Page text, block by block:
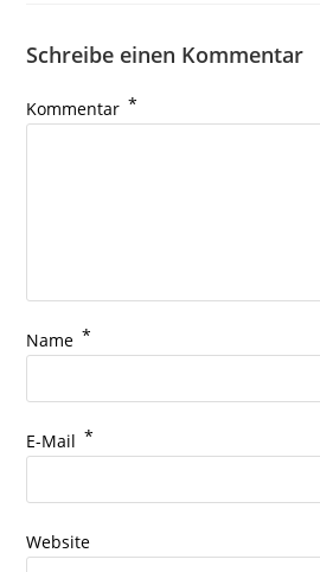
Schreibe einen Kommentar
Kommentar *
Name *
E-Mail *
Website